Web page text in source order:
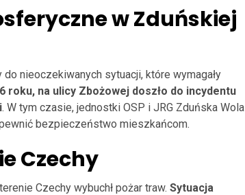
w Zduńskiej
nieoczekiwanych sytuacji, które wymagały
roku, na ulicy Zbożowej doszło do incydentu
. W tym czasie, jednostki OSP i JRG Zduńska Wola
bezpieczeństwo mieszkańcom.
Czechy
Czechy wybuchł pożar traw. Sytuacja